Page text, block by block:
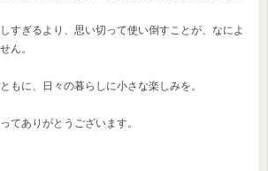
すぎるより、思い切って使い倒すことが、なによ
ん。
もに、日々の暮らしに小さな楽しみを。
てありがとうございます。